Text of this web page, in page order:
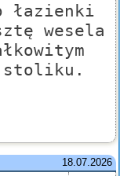
łazienki
wesela
stoliku.
18.07.2026